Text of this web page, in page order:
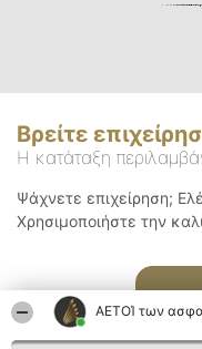
ΑΕΤΟΊ των
Βρείτε
Η κατάταξη
Ψάχνετε επιχείρηση;
Χρησιμοποιήστε την